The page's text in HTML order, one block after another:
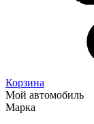
Корзина
Мой автомобиль
Марка